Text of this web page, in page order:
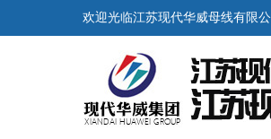
欢迎光临江苏现代华威母线有限公